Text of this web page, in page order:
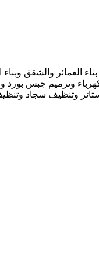
والشقق وبناء
وترميم جبس
وتنظيف سجاد